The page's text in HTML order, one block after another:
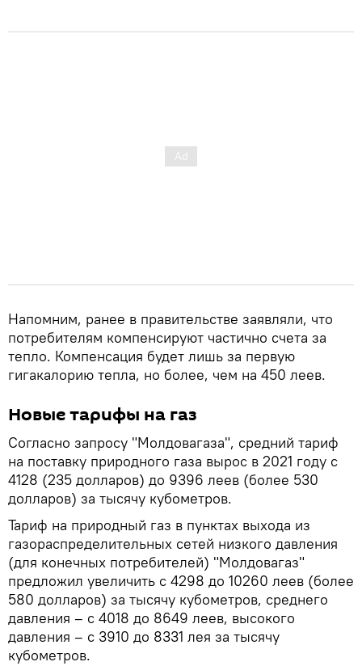
Напомним, ранее в правительстве заявляли, что
потребителям компенсируют частично счета за
тепло. Компенсация будет лишь за первую
гигакалорию тепла, но более, чем на 450 леев.
Новые тарифы на газ
Согласно запросу "Молдовагаза", средний тариф
на поставку природного газа вырос в 2021 году с
4128 (235 долларов) до 9396 леев (более 530
долларов) за тысячу кубометров.
Тариф на природный газ в пунктах выхода из
газораспределительных сетей низкого давления
(для конечных потребителей) "Молдовагаз"
предложил увеличить с 4298 до 10260 леев (более
580 долларов) за тысячу кубометров, среднего
давления – с 4018 до 8649 леев, высокого
давления – с 3910 до 8331 лея за тысячу
кубометров.